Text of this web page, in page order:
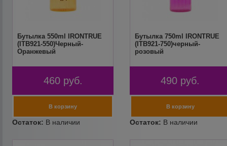
Бутылка 550ml IRONTRUE
(ITB921-550)Черный-
Оранжевый
460 руб.
Бутылка 750ml IRONTRUE
(ITB921-750)черный-
розовый
490 руб.